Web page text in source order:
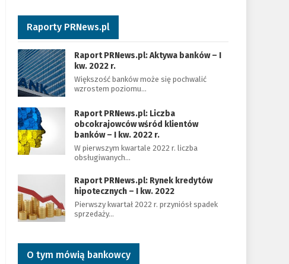
Raporty PRNews.pl
Raport PRNews.pl: Aktywa banków – I
kw. 2022 r.
Większość banków może się pochwalić
wzrostem poziomu…
Raport PRNews.pl: Liczba
obcokrajowców wśród klientów
banków – I kw. 2022 r.
W pierwszym kwartale 2022 r. liczba
obsługiwanych…
Raport PRNews.pl: Rynek kredytów
hipotecznych – I kw. 2022
Pierwszy kwartał 2022 r. przyniósł spadek
sprzedaży…
O tym mówią bankowcy